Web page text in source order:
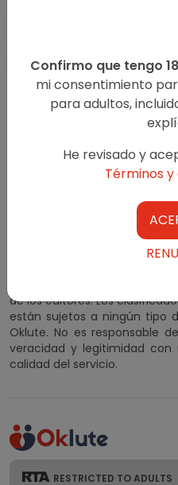
Oklute.com no interfiere
Al suscribirse y utilizar
de los editores. Los
están sujetos a ningún tipo
Oklute. No es responsable
veracidad y legitimidad
calidad del servicio.
RESTRICTED TO ADULTS
Confirmo que tengo 18
mi consentimiento
para adultos,
He revisado y
Términos